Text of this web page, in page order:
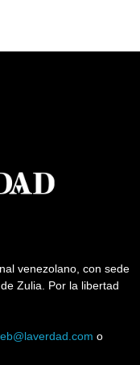
venezolano, con sede
Zulia. Por la libertad
o